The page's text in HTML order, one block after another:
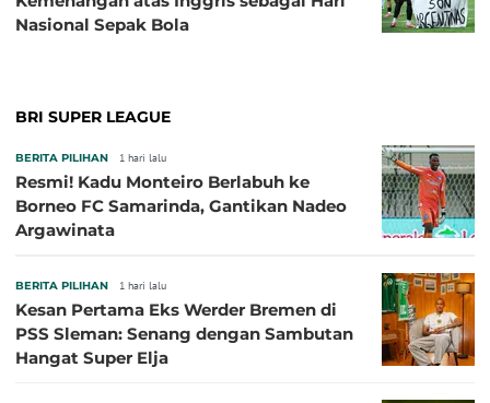
Nasional Sepak Bola
BRI SUPER LEAGUE
BERITA PILIHAN 1 hari lalu
Resmi! Kadu Monteiro Berlabuh ke
Borneo FC Samarinda, Gantikan Nadeo
Argawinata
BERITA PILIHAN 1 hari lalu
Kesan Pertama Eks Werder Bremen di
PSS Sleman: Senang dengan Sambutan
Hangat Super Elja